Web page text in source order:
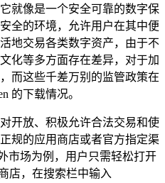
就像是一个安全可靠的数字保
全的环境，允许用户在其中便
地交易各类数字资产，由于不
化等多方面存在差异，对于加
而这些千差万别的监管政策在
的下载情况。
开放、积极允许合法交易和使
规的应用商店或者官方指定渠
市场为例，用户只需轻松打开
店，在搜索栏中输入